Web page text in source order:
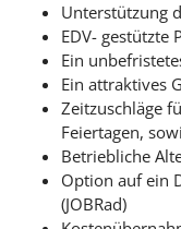
Unterstützung
EDV- gestützte
Ein
Ein attraktives
Zeitzuschläge
Feiertagen,
Betriebliche
Option auf ein
(JOBRad)